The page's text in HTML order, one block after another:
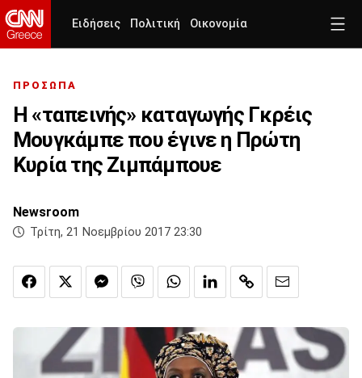
Ειδήσεις Πολιτική Οικονομία
ΠΡΟΣΩΠΑ
Η «ταπεινής» καταγωγής Γκρέις
Μουγκάμπε που έγινε η Πρώτη
Κυρία της Ζιμπάμπουε
Newsroom
Τρίτη, 21 Νοεμβρίου 2017 23:30